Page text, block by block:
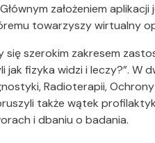
założeniem
towarzyszy wirtualny
się szerokim zakresem
jak fizyka widzi i leczy?”.
Radioterapii,
także wątek
i dbaniu o badania.